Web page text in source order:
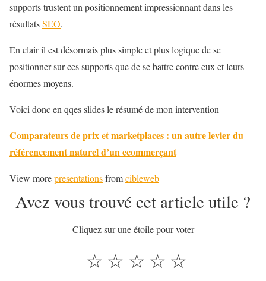
supports trustent un positionnement impressionnant dans les
résultatsSEO.
En clair il est désormais plus simple et plus logique de se
positionner sur ces supports que de se battre contre eux et leurs
énormes moyens.
Voici donc en qqes slides le résumé de mon intervention
Comparateurs de prix et marketplaces : un autre levier du
référencement naturel d’un ecommerçant
View morepresentationsfromcibleweb
Avez vous trouvé cet article utile ?
Cliquez sur une étoile pour voter
☆
☆
☆
☆
☆